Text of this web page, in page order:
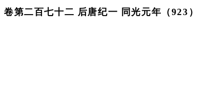
卷第二百七十二 后唐纪一 同光元年（923）